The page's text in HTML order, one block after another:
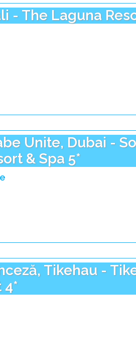
- The Laguna
Unite, Dubai -
& Spa 5*
Tikehau -
4*